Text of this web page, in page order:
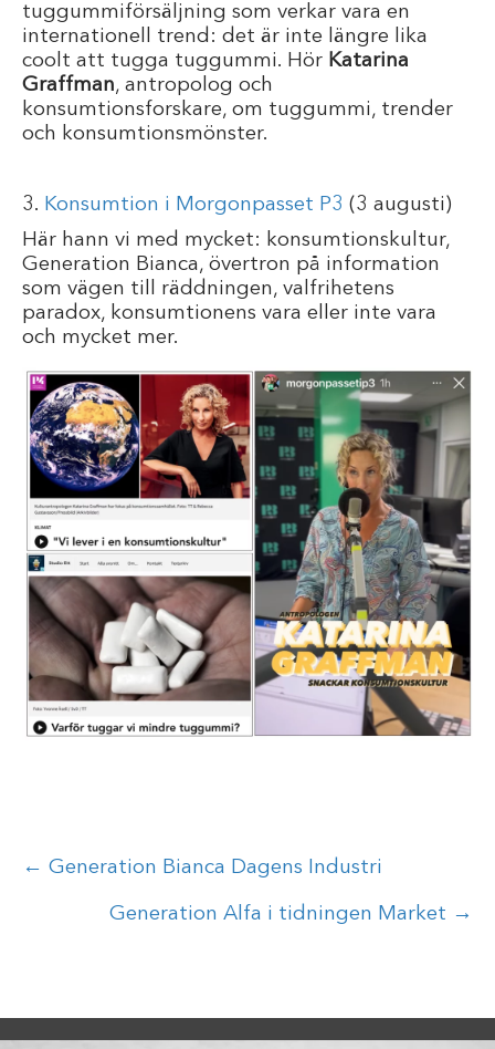
tuggummiförsäljning som verkar vara en
internationell trend: det är inte längre lika
coolt att tugga tuggummi. Hör Katarina
Graffman, antropolog och
konsumtionsforskare, om tuggummi, trender
och konsumtionsmönster.
3. Konsumtion i Morgonpasset P3 (3 augusti)
Här hann vi med mycket: konsumtionskultur,
Generation Bianca, övertron på information
som vägen till räddningen, valfrihetens
paradox, konsumtionens vara eller inte vara
och mycket mer.
Posts
navigation
← Generation Bianca Dagens Industri
Generation Alfa i tidningen Market →